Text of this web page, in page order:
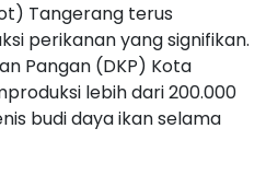
Tangerang terus
perikanan yang signifikan.
Pangan (DKP) Kota
lebih dari 200.000
budi daya ikan selama